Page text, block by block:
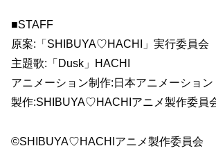
■STAFF
原案:「SHIBUYA♡HACHI」実行委員会
主題歌:「Dusk」HACHI
アニメーション制作:日本アニメーション
製作:SHIBUYA♡HACHIアニメ製作委員
©SHIBUYA♡HACHIアニメ製作委員会